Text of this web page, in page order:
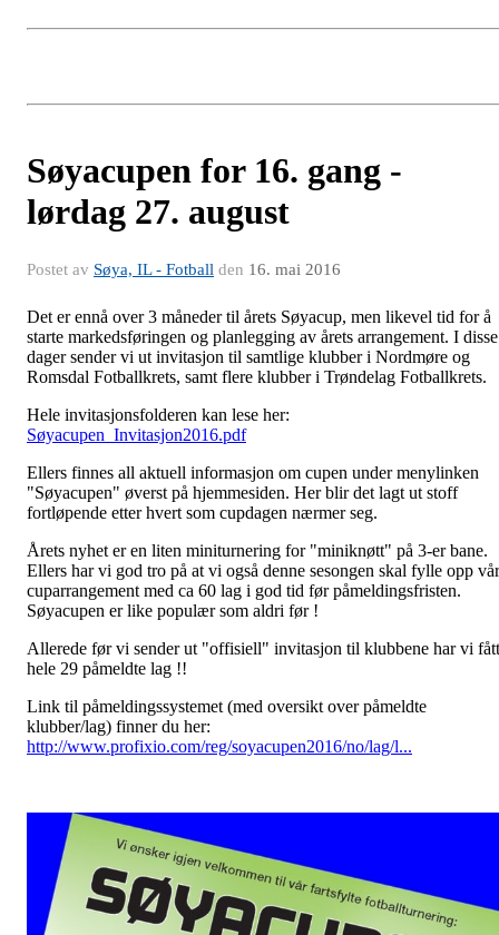
Søyacupen for 16. gang -
lørdag 27. august
Postet av Søya, IL - Fotball den 16. mai 2016
Det er ennå over 3 måneder til årets Søyacup, men likevel tid for å
starte markedsføringen og planlegging av årets arrangement. I disse
dager sender vi ut invitasjon til samtlige klubber i Nordmøre og
Romsdal Fotballkrets, samt flere klubber i Trøndelag Fotballkrets.
Hele invitasjonsfolderen kan lese her:
Søyacupen_Invitasjon2016.pdf
Ellers finnes all aktuell informasjon om cupen under menylinken
"Søyacupen" øverst på hjemmesiden. Her blir det lagt ut stoff
fortløpende etter hvert som cupdagen nærmer seg.
Årets nyhet er en liten miniturnering for "miniknøtt" på 3-er bane.
Ellers har vi god tro på at vi også denne sesongen skal fylle opp
cuparrangement med ca 60 lag i god tid før påmeldingsfristen.
Søyacupen er like populær som aldri før !
Allerede før vi sender ut "offisiell" invitasjon til klubbene har vi fått
hele 29 påmeldte lag !!
Link til påmeldingssystemet (med oversikt over påmeldte
klubber/lag) finner du her:
http://www.profixio.com/reg/soyacupen2016/no/lag/l...